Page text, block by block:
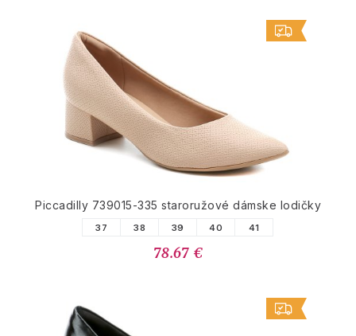
Piccadilly 739015-335 staroružové dámske lodičky
37 38 39 40 41
78.67 €